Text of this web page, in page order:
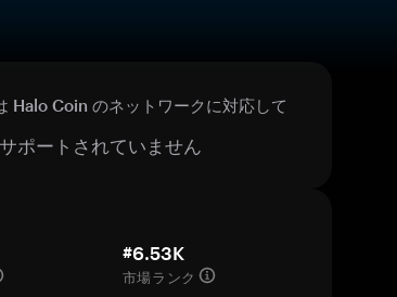
Halo Coin のネットワークに対応して
ポートされていません
#6.53K
市場ランク